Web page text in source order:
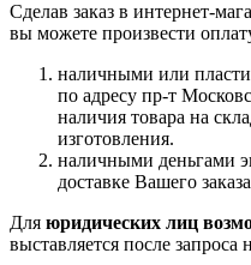
Сделав заказ в интернет-
вы можете произвести
наличными или
по адресу пр-т
наличия товара на
изготовления.
наличными деньгами
доставке Вашего
Для юридических лиц
выставляется после